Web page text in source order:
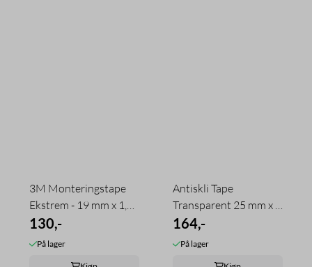
3M Monteringstape
Ekstrem - 19 mm x 1,5
m
130,-
På lager
Antiskli Tape
Transparent 25 mm x 5
m
164,-
På lager